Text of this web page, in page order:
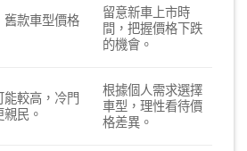
舊款車型價格
留意新車上市時
間，把握價格下跌
的機會。
較高，冷門
民。
根據個人需求選擇
車型，理性看待價
格差異。